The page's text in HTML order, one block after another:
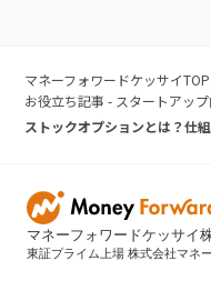
マネーフォワードケッサイTOP
お役立ち記事 - スタートアッ
ストックオプションとは？仕
マネーフォワードケッサイ
東証プライム上場 株式会社マネ